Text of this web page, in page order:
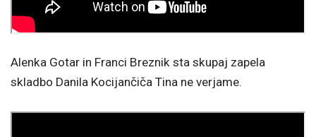
Alenka Gotar in Franci Breznik sta skupaj zapela
skladbo Danila Kocijančiča Tina ne verjame.